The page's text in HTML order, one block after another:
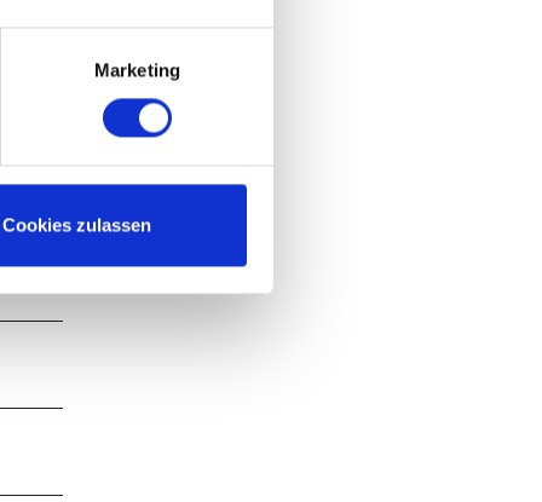
Marketing
Cookies zulassen
oben
die
wir
der